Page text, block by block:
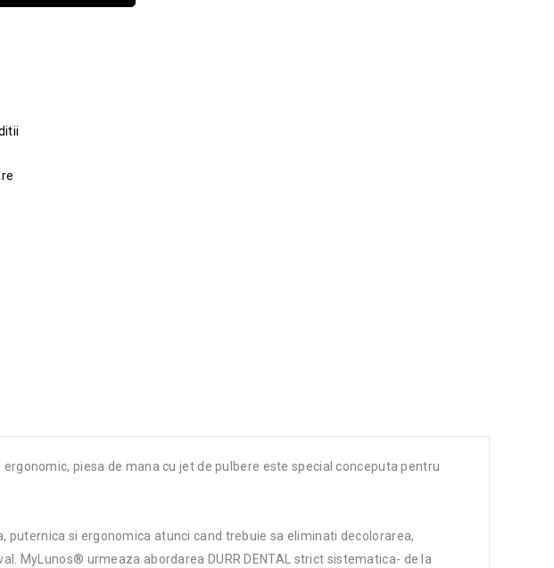
piesa de mana cu jet de pulbere este special conceputa pentru
si ergonomica atunci cand trebuie sa eliminati decolorarea,
MyLunos® urmeaza abordarea DURR DENTAL strict sistematica- de la